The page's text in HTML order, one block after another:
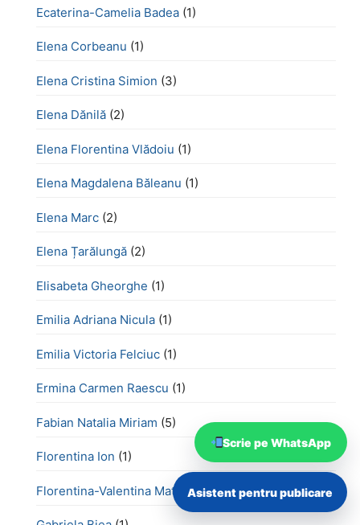
Ecaterina-Camelia Badea (1)
Elena Corbeanu (1)
Elena Cristina Simion (3)
Elena Dănilă (2)
Elena Florentina Vlădoiu (1)
Elena Magdalena Băleanu (1)
Elena Marc (2)
Elena Țarălungă (2)
Elisabeta Gheorghe (1)
Emilia Adriana Nicula (1)
Emilia Victoria Felciuc (1)
Ermina Carmen Raescu (1)
Fabian Natalia Miriam (5)
Florentina Ion (1)
Florentina-Valentina Matei (1)
Scrie pe WhatsApp
Asistent pentru publicare